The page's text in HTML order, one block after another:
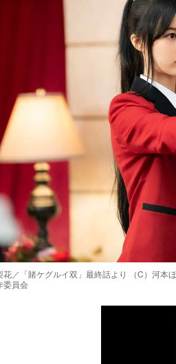
花／「賭ケグルイ双」最終話より （C）河本
委員会